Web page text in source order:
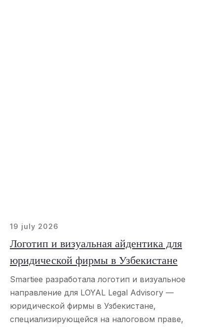
19 july 2026
Логотип и визуальная айдентика для
юридической фирмы в Узбекистане
Smartiee разработала логотип и визуальное
направление для LOYAL Legal Advisory —
юридической фирмы в Узбекистане,
специализирующейся на налоговом праве,